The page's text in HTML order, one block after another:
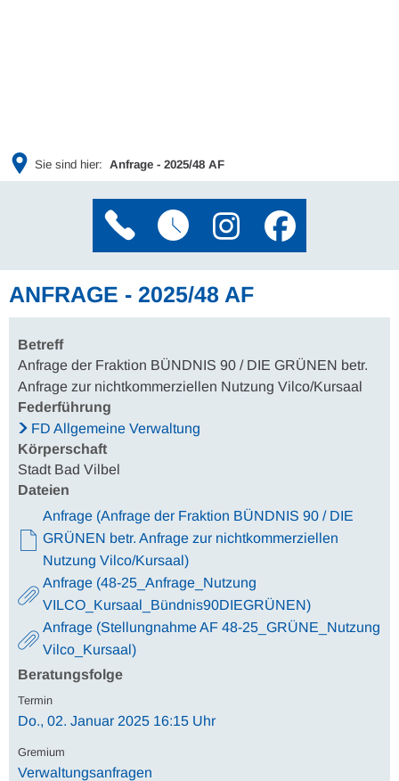
Sie sind hier: Anfrage - 2025/48 AF
ANFRAGE - 2025/48 AF
Betreff
Anfrage der Fraktion BÜNDNIS 90 / DIE GRÜNEN betr.
Anfrage zur nichtkommerziellen Nutzung Vilco/Kursaal
Federführung
FD Allgemeine Verwaltung
Körperschaft
Stadt Bad Vilbel
Dateien
Anfrage (Anfrage der Fraktion BÜNDNIS 90 / DIE
GRÜNEN betr. Anfrage zur nichtkommerziellen
Nutzung Vilco/Kursaal)
Anfrage (48-25_Anfrage_Nutzung
VILCO_Kursaal_Bündnis90DIEGRÜNEN)
Anfrage (Stellungnahme AF 48-25_GRÜNE_Nutzung
Vilco_Kursaal)
Beratungsfolge
Do., 02. Januar 2025 16:15 Uhr
Verwaltungsanfragen